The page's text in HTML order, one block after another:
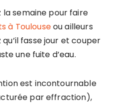
semaine pour faire
à Toulouseou ailleurs
fasse jour et couper
une fuite d’eau.
est incontournable
par effraction),